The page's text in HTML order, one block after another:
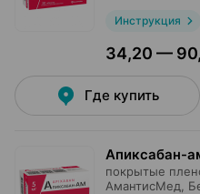
Инструкция
34,20 —
Где купить
Апиксабан-
покрытые
АмантисМед ,